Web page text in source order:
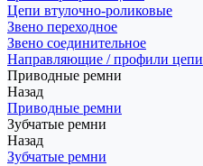
Цепи втулочно-роликовые
Звено переходное
Звено соединительное
Направляющие / профили цепи
Приводные ремни
Назад
Приводные ремни
Зубчатые ремни
Назад
Зубчатые ремни